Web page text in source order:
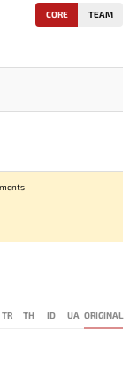
CORE TEAM
TR TH ID UA ORIGINAL